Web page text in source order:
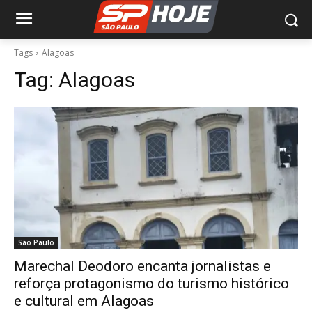
Tags Alagoas
Tag: Alagoas
São Paulo
Marechal Deodoro encanta jornalistas e
reforça protagonismo do turismo histórico
e cultural em Alagoas